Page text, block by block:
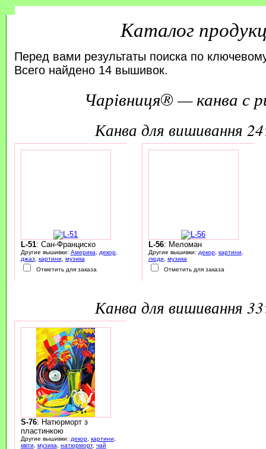
Каталог
Перед вами результаты поиска по
Всего найдено 14 вышивок.
Чарівниця® — канва с
канва для вишивання
L-51: Сан-Франциско
Другие вышивки: Америка декор,
джаз, картини
музика
Отметить для заказа
L-56: Меломан
Другие вышивки: декор, картини
люди
музика
Отметить для заказа
канва для вишивання
S-76: Натюрморт з
пластинкою
Другие вышивки: декор, картини
квіти
музика натюрморт, чай